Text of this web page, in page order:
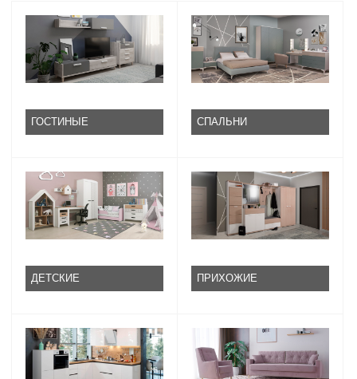
ГОСТИНЫЕ СПАЛЬНИ
ДЕТСКИЕ ПРИХОЖИЕ